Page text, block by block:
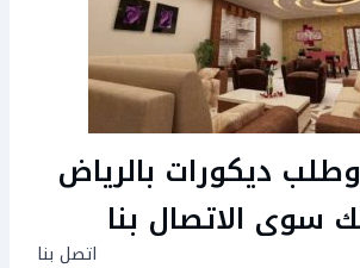
ديكورات بالرياض
سوى الاتصال بنا
اتصل بنا